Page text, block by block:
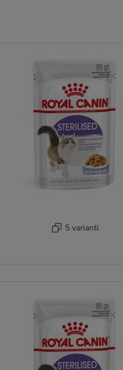
5 varianti